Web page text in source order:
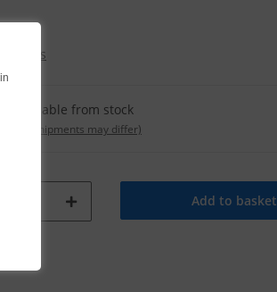
costs
available from stock
- int. shipments may differ)
Add to basket